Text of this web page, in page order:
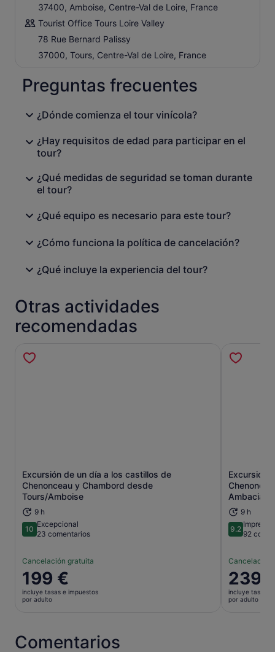
37400, Amboise, Centre-Val de Loire, France
Tourist Office Tours Loire Valley
78 Rue Bernard Palissy
37000, Tours, Centre-Val de Loire, France
Preguntas frecuentes
¿Dónde comienza el tour vinícola?
¿Hay requisitos de edad para participar en el
tour?
¿Qué medidas de seguridad se toman durante
el tour?
¿Qué equipo es necesario para este tour?
¿Cómo funciona la política de cancelación?
¿Qué incluye la experiencia del tour?
Otras actividades
recomendadas
Excursión de un día a los castillos de
Chenonceau y Chambord desde
Tours/Amboise
9 h
1010 sobre 10
Excepcional
23 comentarios
Cancelación gratuita
El
precio
es
por
adulto
199 €
incluye tasas e impuestos
por adulto
Se abre en una pestaña nueva
Excursión
Ambacia
9 h
9.29.2 sobre
92
Cancelación
El
precio
es
239
incluye tasas e
por adulto
Comentarios